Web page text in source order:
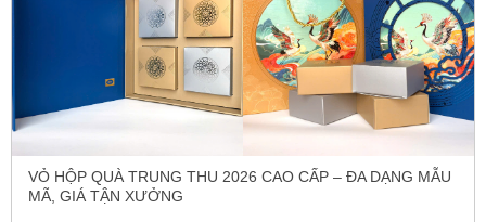
VỎ HỘP QUÀ TRUNG THU 2026 CAO CẤP – ĐA DẠNG MẪU
MÃ, GIÁ TẬN XƯỞNG